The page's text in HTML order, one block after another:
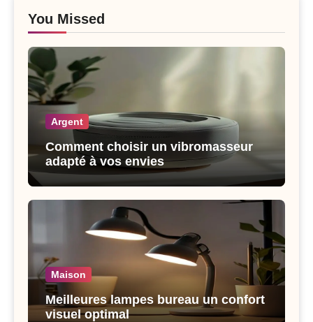
You Missed
Argent
Comment choisir un vibromasseur
adapté à vos envies
Maison
Meilleures lampes bureau un confort
visuel optimal